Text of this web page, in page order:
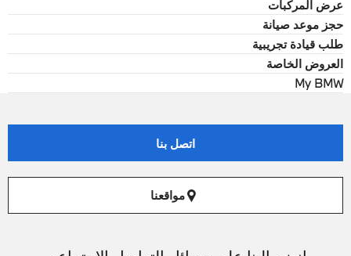
عرض المركبات
حجز موعد صيانة
طلب قيادة تجريبية
العروض الخاصة
My BMW
اتصل بنا
مواقعنا